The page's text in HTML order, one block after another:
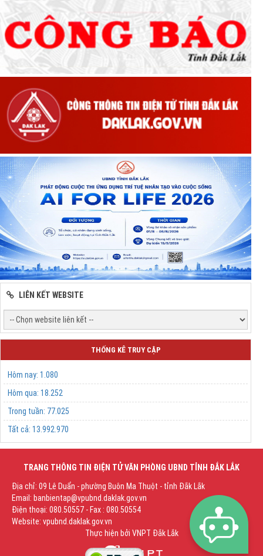
LIÊN KẾT WEBSITE
THỐNG KÊ TRUY CẬP
Hôm nay: 1.080
Hôm qua: 18.252
Trong tuần: 77.025
Tất cả: 13.992.970
TRANG THÔNG TIN ĐIỆN TỬ VĂN PHÒNG UBND TỈNH ĐẮK LẮK
Địa chỉ: 09 Lê Duẩn - phường Buôn Ma Thuột - tỉnh Đắk Lắk
Email: banbientap@vpubnd.daklak.gov.vn
Điện thoại: 080.50557 - Fax : 080.50554
Website: vpubnd.daklak.gov.vn
Thực hiện bởi VNPT Đắk Lắk